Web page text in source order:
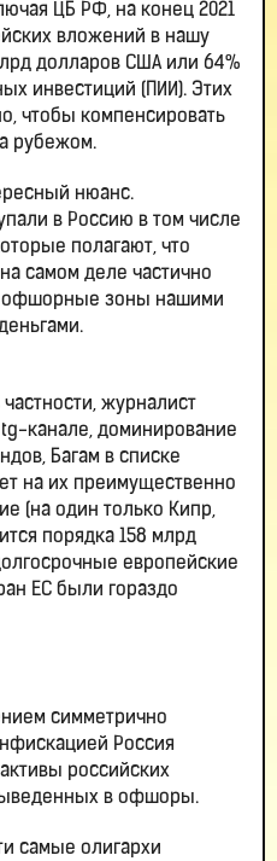
ЦБ РФ, на конец 2021
вложений в нашу
долларов США или 64%
инвестиций (ПИИ). Этих
чтобы компенсировать
рубежом.
нюанс.
в Россию в том числе
полагают, что
самом деле частично
офшорные зоны нашими
журналист
канале, доминирование
Багам в списке
на их преимущественно
(на один только Кипр,
порядка 158 млрд
европейские
ЕС были гораздо
симметрично
Россия
российских
в офшоры.
самые олигархи